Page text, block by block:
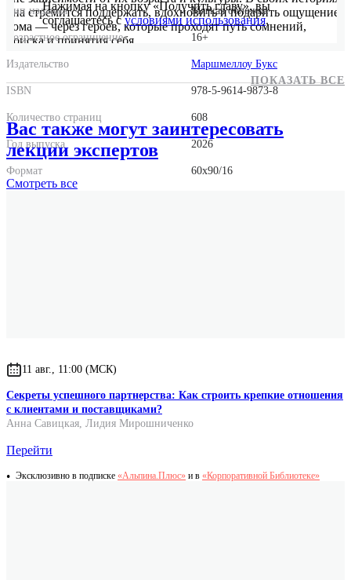
она стремится поддержать, вдохновить и подарить ощущение
дома — через героев, которые проходят путь сомнений,
поиска и принятия себя.
Тип издания Мягкая обложка
Возрастное ограничение 16+
Издательство Маршмеллоу Букс
ISBN 978-5-9614-9873-8
Количество страниц 608
Год выпуска 2026
Формат 60x90/16
Нажимая на кнопку «Получить главу», вы
соглашаетесь сусловиями использования.
ПОКАЗАТЬ ВСЕ
Вас также могут заинтересовать
лекции экспертов
Смотреть все
11 авг., 11:00 (МСК)
Секреты успешного партнерства: Как строить крепкие отношения
с клиентами и поставщиками?
Анна Савицкая, Лидия Мирошниченко
Перейти
Эксклюзивно в подписке «Альпина.Плюс» и в «Корпоративной Библиотеке»